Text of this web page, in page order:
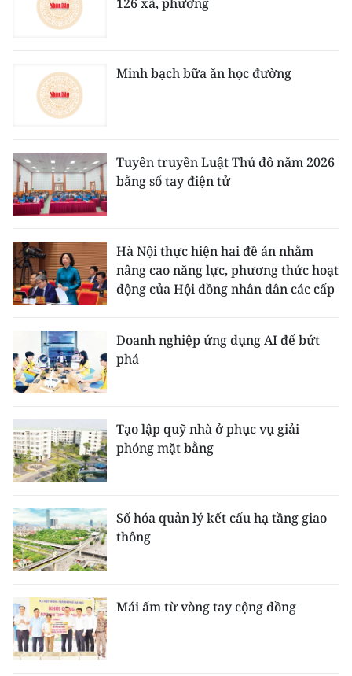
Minh bạch bữa ăn học đường
Tuyên truyền Luật Thủ đô năm 2026
bằng sổ tay điện tử
Hà Nội thực hiện hai đề án nhằm
nâng cao năng lực, phương thức hoạt
động của Hội đồng nhân dân các cấp
Doanh nghiệp ứng dụng AI để bứt
phá
Tạo lập quỹ nhà ở phục vụ giải
phóng mặt bằng
Số hóa quản lý kết cấu hạ tầng giao
thông
Mái ấm từ vòng tay cộng đồng